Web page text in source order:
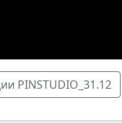
PINSTUDIO_31.12